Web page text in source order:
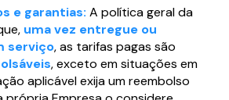
e garantias: A política geral da
uma vez entregue ou
serviço, as tarifas pagas são
, exceto em situações em
aplicável exija um reembolso